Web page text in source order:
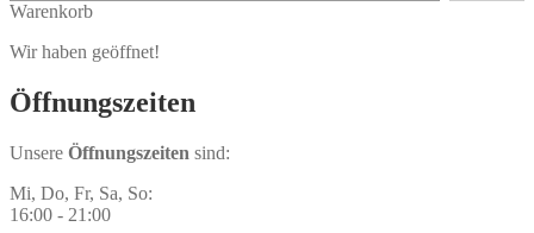
Warenkorb
Wir haben geöffnet!
Öffnungs­zeiten
Unsere Öffnungszeiten sind:
Mi, Do, Fr, Sa, So:
16:00 - 21:00